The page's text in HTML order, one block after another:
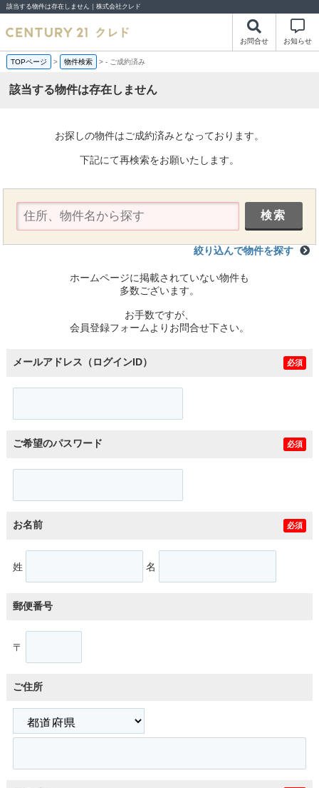
該当する物件は存在しません｜株式会社クレド
お問合せ お知らせ
TOPページ > 物件検索 >- ご成約済み
該当する物件は存在しません
お探しの物件はご成約済みとなっております。
下記にて再検索をお願いたします。
絞り込んで物件を探す
ホームページに掲載されていない物件も
多数ございます。
お手数ですが、
会員登録フォームよりお問合せ下さい。
メールアドレス（ログインID） 必須
ご希望のパスワード 必須
お名前 必須
姓 名
郵便番号
〒
ご住所